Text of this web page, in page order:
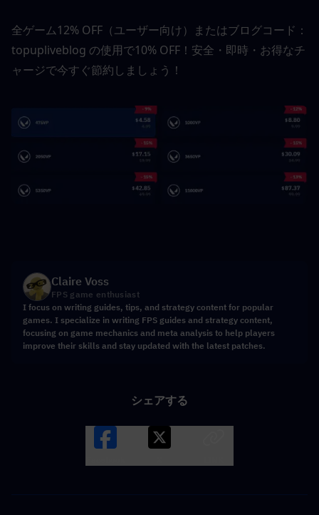
全ゲーム12% OFF（ユーザー向け）またはブログコード：
topupliveblog の使用で10% OFF！安全・即時・お得なチ
ャージで今すぐ節約しましょう！
Claire Voss
FPS game enthusiast
I focus on writing guides, tips, and strategy content for popular
games. I specialize in writing FPS guides and strategy content,
focusing on game mechanics and meta analysis to help players
improve their skills and stay updated with the latest patches.
シェアする